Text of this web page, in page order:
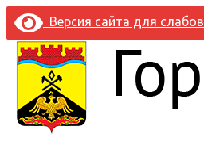
Версия сайта для